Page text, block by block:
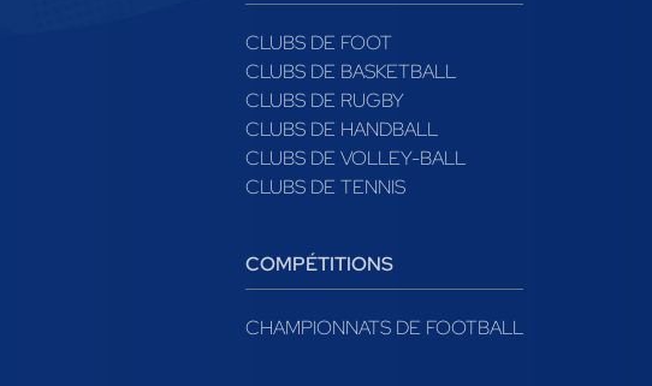
CLUBS DE FOOT
CLUBS DE BASKETBALL
CLUBS DE RUGBY
CLUBS DE HANDBALL
CLUBS DE VOLLEY-BALL
CLUBS DE TENNIS
COMPÉTITIONS
CHAMPIONNATS DE FOOTBALL